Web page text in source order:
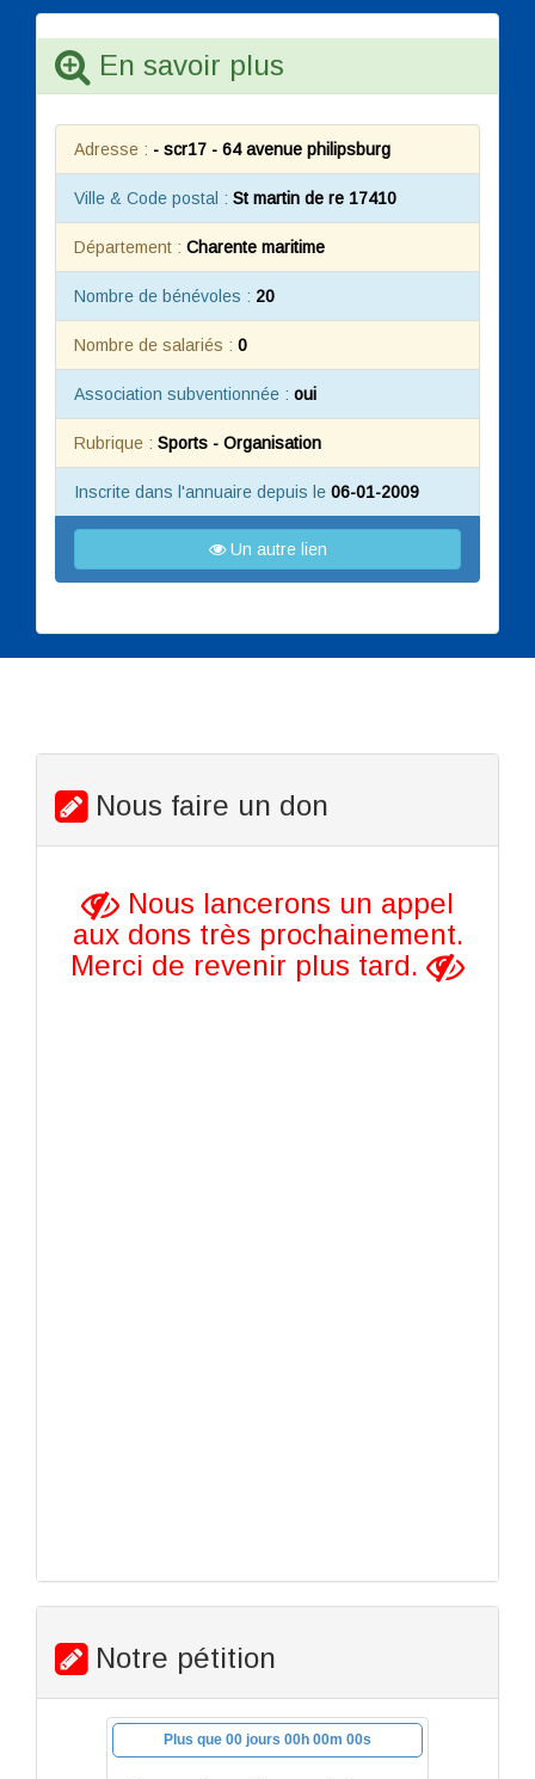
En savoir plus
Adresse : - scr17 - 64 avenue philipsburg
Ville & Code postal : St martin de re 17410
Département : Charente maritime
Nombre de bénévoles : 20
Nombre de salariés : 0
Association subventionnée : oui
Rubrique : Sports - Organisation
Inscrite dans l'annuaire depuis le 06-01-2009
Un autre lien
Nous faire un don
Nous lancerons un appel
aux dons très prochainement.
Merci de revenir plus tard.
Notre pétition